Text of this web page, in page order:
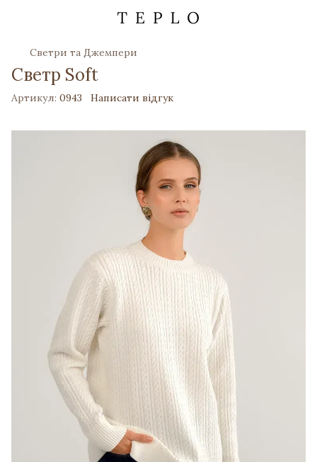
Светри та Джемпери
Светр Soft
Артикул: 0943 Написати відгук